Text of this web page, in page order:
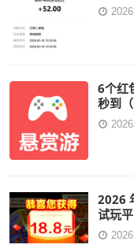
6个红
秒到（
2026
试玩